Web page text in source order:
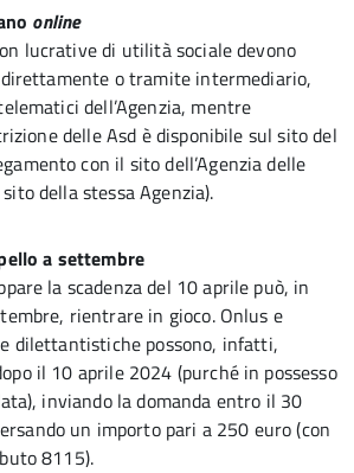
online
lucrative di utilità sociale devono
o tramite intermediario,
dell’Agenzia, mentre
delle Asd è disponibile sul sito del
con il sito dell’Agenzia delle
della stessa Agenzia).
a settembre
la scadenza del 10 aprile può, in
rientrare in gioco. Onlus e
dilettantistiche possono, infatti,
il 10 aprile 2024 (purché in possesso
inviando la domanda entro il 30
un importo pari a 250 euro (con
8115).